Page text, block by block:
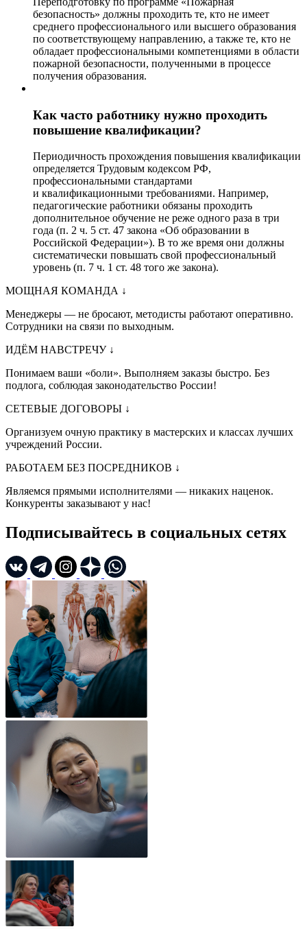
безопасность» должны проходить те, кто не имеет
среднего профессионального или высшего образования
по соответствующему направлению, а также те, кто не
обладает профессиональными компетенциями в области
пожарной безопасности, полученными в процессе
получения образования.
Как часто работнику нужно проходить
повышение квалификации?
Периодичность прохождения повышения квалификации
определяется Трудовым кодексом РФ,
профессиональными стандартами
и квалификационными требованиями. Например,
педагогические работники обязаны проходить
дополнительное обучение не реже одного раза в три
года (п. 2 ч. 5 ст. 47 закона «Об образовании в
Российской Федерации»). В то же время они должны
систематически повышать свой профессиональный
уровень (п. 7 ч. 1 ст. 48 того же закона).
МОЩНАЯ КОМАНДА ↓
Менеджеры — не бросают, методисты работают оперативно.
Сотрудники на связи по выходным.
ИДЁМ НАВСТРЕЧУ ↓
Понимаем ваши «боли». Выполняем заказы быстро. Без
подлога, соблюдая законодательство России!
СЕТЕВЫЕ ДОГОВОРЫ ↓
Организуем очную практику в мастерских и классах лучших
учреждений России.
РАБОТАЕМ БЕЗ ПОСРЕДНИКОВ ↓
Являемся прямыми исполнителями — никаких наценок.
Конкуренты заказывают у нас!
Подписывайтесь в социальных сетях